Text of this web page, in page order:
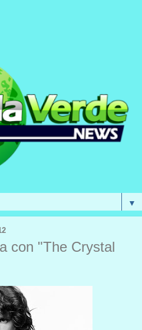
▼
con "The Crystal